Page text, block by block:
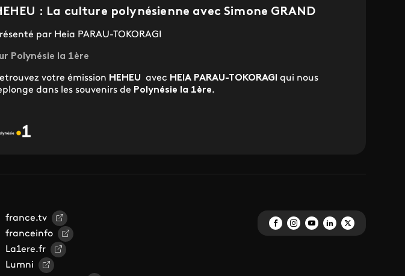
: La culture polynésienne avec Simone GRAND
par Heia PARAU-TOKORAGI
Polynésie la 1ère
votre émission HEHEU avec HEIA PARAU-TOKORAGI qui nous
dans les souvenirs de Polynésie la 1ère.
france.tv
franceinfo
La1ere.fr
Lumni